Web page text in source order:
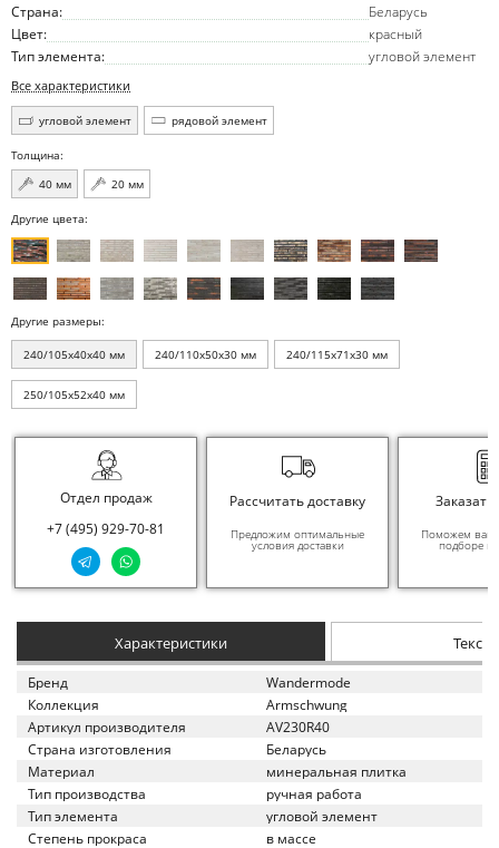
Страна:
Беларусь
Цвет:
красный
Тип элемента:
угловой элемент
Все характеристики
угловой элемент рядовой элемент
Толщина:
40 мм
20 мм
Другие цвета:
Другие размеры:
240/105x40x40 мм 240/110x50x30 мм 240/115x71x30 мм
250/105x52x40 мм
Отдел продаж
+7 (495) 929-70-81
Рассчитать доставку
Предложим оптимальные
условия доставки
Заказать
Поможем вам
подборе
Характеристики
Бренд
Wandermode
Коллекция
Armschwung
Артикул производителя
AV230R40
Страна изготовления
Беларусь
Материал
минеральная плитка
Тип производства
ручная работа
Тип элемента
угловой элемент
Степень прокраса
в массе